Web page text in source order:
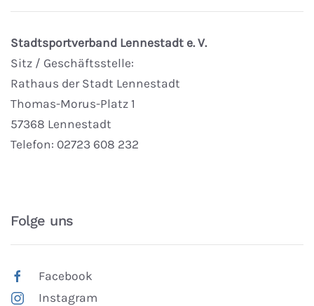
Stadtsportverband Lennestadt e. V.
Sitz / Geschäftsstelle:
Rathaus der Stadt Lennestadt
Thomas-Morus-Platz 1
57368 Lennestadt
Telefon: 02723 608 232
Folge uns
Facebook
Instagram